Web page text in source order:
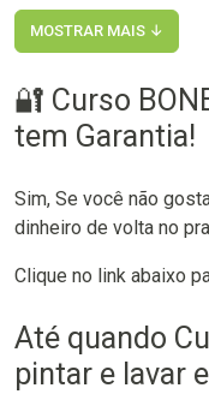
MOSTRAR MAIS ↓
🔐 Curso
tem Garantia!
Sim, Se você não
dinheiro de volta no
Clique no link abaixo
Até quando
pintar e lavar